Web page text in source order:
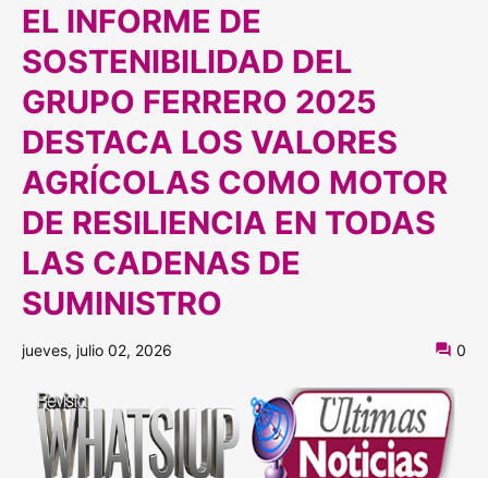
EL INFORME DE
SOSTENIBILIDAD DEL
GRUPO FERRERO 2025
DESTACA LOS VALORES
AGRÍCOLAS COMO MOTOR
DE RESILIENCIA EN TODAS
LAS CADENAS DE
SUMINISTRO
jueves, julio 02, 2026 0